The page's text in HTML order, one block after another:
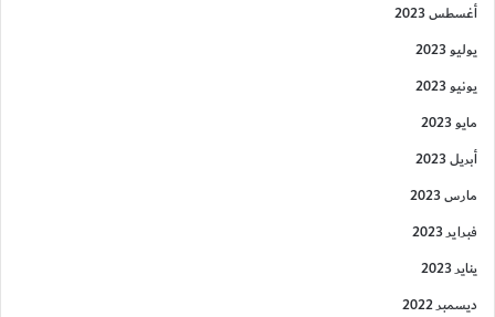
أغسطس 2023
يوليو 2023
يونيو 2023
مايو 2023
أبريل 2023
مارس 2023
فبراير 2023
يناير 2023
ديسمبر 2022